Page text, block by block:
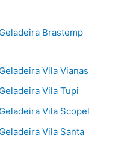
Brastemp
Vila Vianas
Vila Tupi
Vila Scopel
Vila Santa